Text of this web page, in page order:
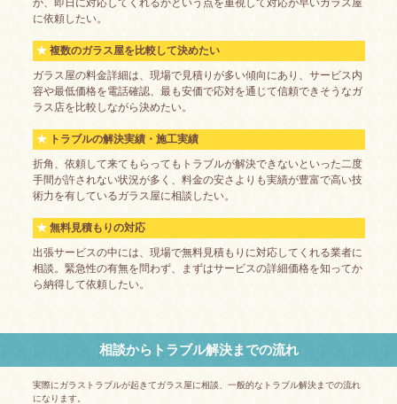
か、即日に対応してくれるかという点を重視して対応が早いガラス屋
に依頼したい。
複数のガラス屋を比較して決めたい
ガラス屋の料金詳細は、現場で見積りが多い傾向にあり、サービス内
容や最低価格を電話確認、最も安価で応対を通じて信頼できそうなガ
ラス店を比較しながら決めたい。
トラブルの解決実績・施工実績
折角、依頼して来てもらってもトラブルが解決できないといった二度
手間が許されない状況が多く、料金の安さよりも実績が豊富で高い技
術力を有しているガラス屋に相談したい。
無料見積もりの対応
出張サービスの中には、現場で無料見積もりに対応してくれる業者に
相談。緊急性の有無を問わず、まずはサービスの詳細価格を知ってか
ら納得して依頼したい。
相談からトラブル解決までの流れ
実際にガラストラブルが起きてガラス屋に相談、一般的なトラブル解決までの流れ
になります。